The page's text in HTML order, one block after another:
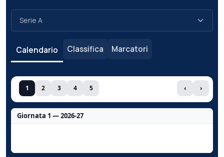
Calendario Classifica Marcatori
1 2 3 4 5 ‹ ›
Giornata 1 — 2026-27